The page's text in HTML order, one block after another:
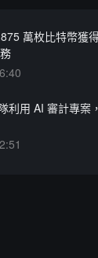
萬枚比特幣獲
利用 AI 審計專案